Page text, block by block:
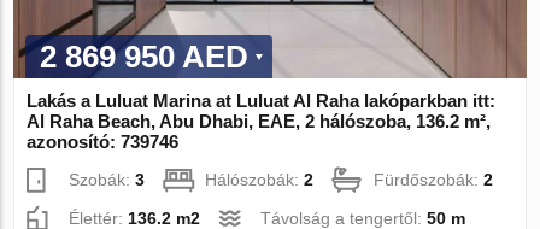
2 869 950 AED
Lakás a Luluat Marina at Luluat Al Raha lakóparkban itt:
Al Raha Beach, Abu Dhabi, EAE, 2 hálószoba, 136.2 m²,
azonosító: 739746
Szobák:3 Hálószobák:2 Fürdőszobák:2
Élettér: 136.2 m2 Távolság a tengertől:50 m